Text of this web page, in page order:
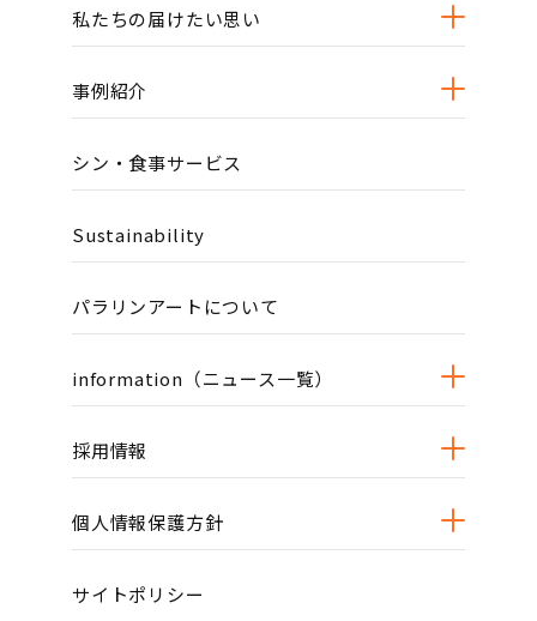
私たちの届けたい思い
事例紹介
シン・食事サービス
Sustainability
パラリンアートについて
information（ニュース一覧）
採用情報
個人情報保護方針
サイトポリシー